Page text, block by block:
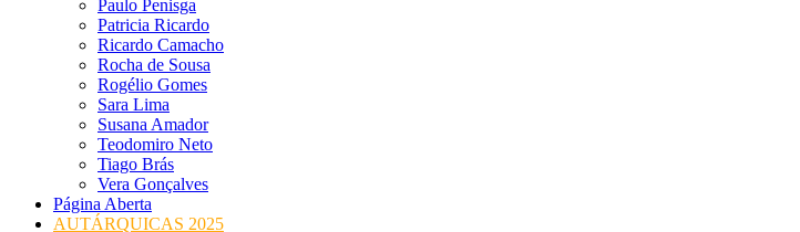
Paulo Penisga
Patricia Ricardo
Ricardo Camacho
Rocha de Sousa
Rogélio Gomes
Sara Lima
Susana Amador
Teodomiro Neto
Tiago Brás
Vera Gonçalves
Página Aberta
AUTÁRQUICAS 2025